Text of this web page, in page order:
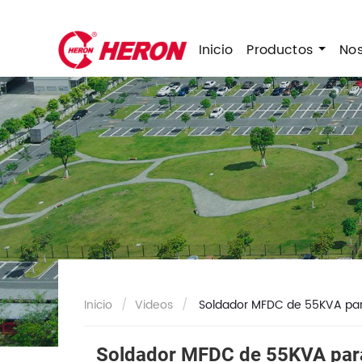
Inicio Productos
Inicio Videos Soldador MFDC de 55KVA
Soldador MFDC de 55KVA